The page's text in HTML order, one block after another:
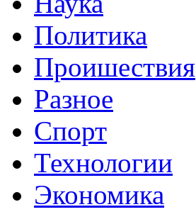
Политика
Проишествия
Разное
Спорт
Технологии
Экономика